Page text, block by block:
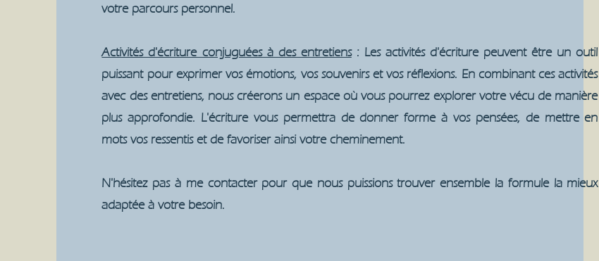
votre parcours personnel.
Activités d'écriture conjuguées à des entretiens: Les activités d'écriture peuvent être un outil
puissant pour exprimer vos émotions, vos souvenirs et vos réflexions. En combinant ces activités
avec des entretiens, nous créerons un espace où vous pourrez explorer votre vécu de manière
plus approfondie. L'écriture vous permettra de donner forme à vos pensées, de mettre en
mots vos ressentis et de favoriser ainsi votre cheminement.
N'hésitez pas à me contacter pour que nous puissions trouver ensemble la formule la mieux
adaptée à votre besoin.